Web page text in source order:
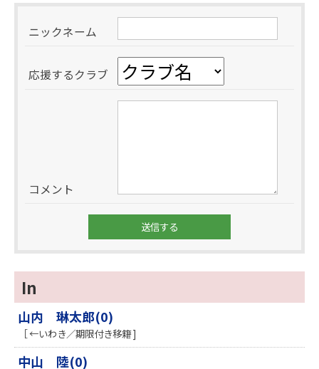
ニックネーム
応援するクラブ
コメント
In
山内 琳太郎(0)
［ ←いわき／期限付き移籍 ]
中山 陸(0)